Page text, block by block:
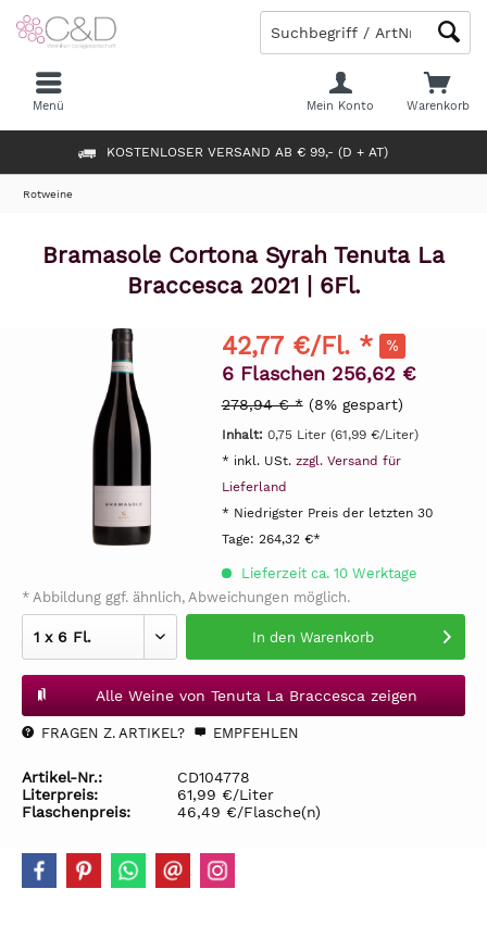
KOSTENLOSER VERSAND AB € 99,- (D + AT)
Warenkorb
Mein Konto
Menü
Rotweine
Bramasole Cortona Syrah Tenuta La
Braccesca 2021 | 6Fl.
42,77 €/Fl. *
6 Flaschen 256,62 €
278,94 € * (8% gespart)
Inhalt: 0,75 Liter (61,99 €/Liter)
* inkl. USt. zzgl. Versand für
Lieferland
* Niedrigster Preis der letzten 30
Tage: 264,32 €*
Lieferzeit ca. 10 Werktage
* Abbildung ggf. ähnlich, Abweichungen möglich.
In den Warenkorb
Alle Weine von Tenuta La Braccesca zeigen
FRAGEN Z. ARTIKEL? EMPFEHLEN
Artikel-Nr.:
CD104778
Literpreis:
61,99 €/Liter
Flaschenpreis:
46,49 €/Flasche(n)